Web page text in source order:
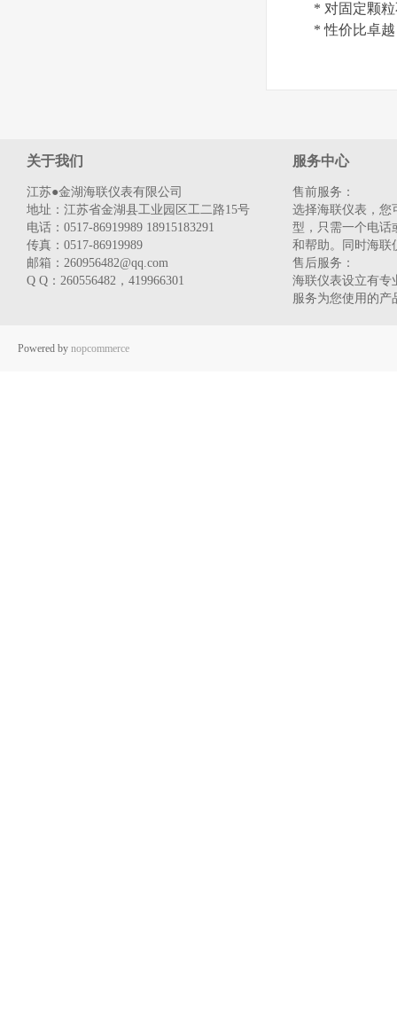
* 对固定颗
* 性价比卓越
关于我们
江苏●金湖海联仪表有限公司
地址：江苏省金湖县工业园区工二路15号
电话：0517-86919989 18915183291
传真：0517-86919989
邮箱：260956482@qq.com
Q Q：260556482，419966301
服务中心
售前服务：
选择海联仪表，您
型，只需一个电话
和帮助。同时海联
售后服务：
海联仪表设立有专
服务为您使用的产
Powered by nopcommerce